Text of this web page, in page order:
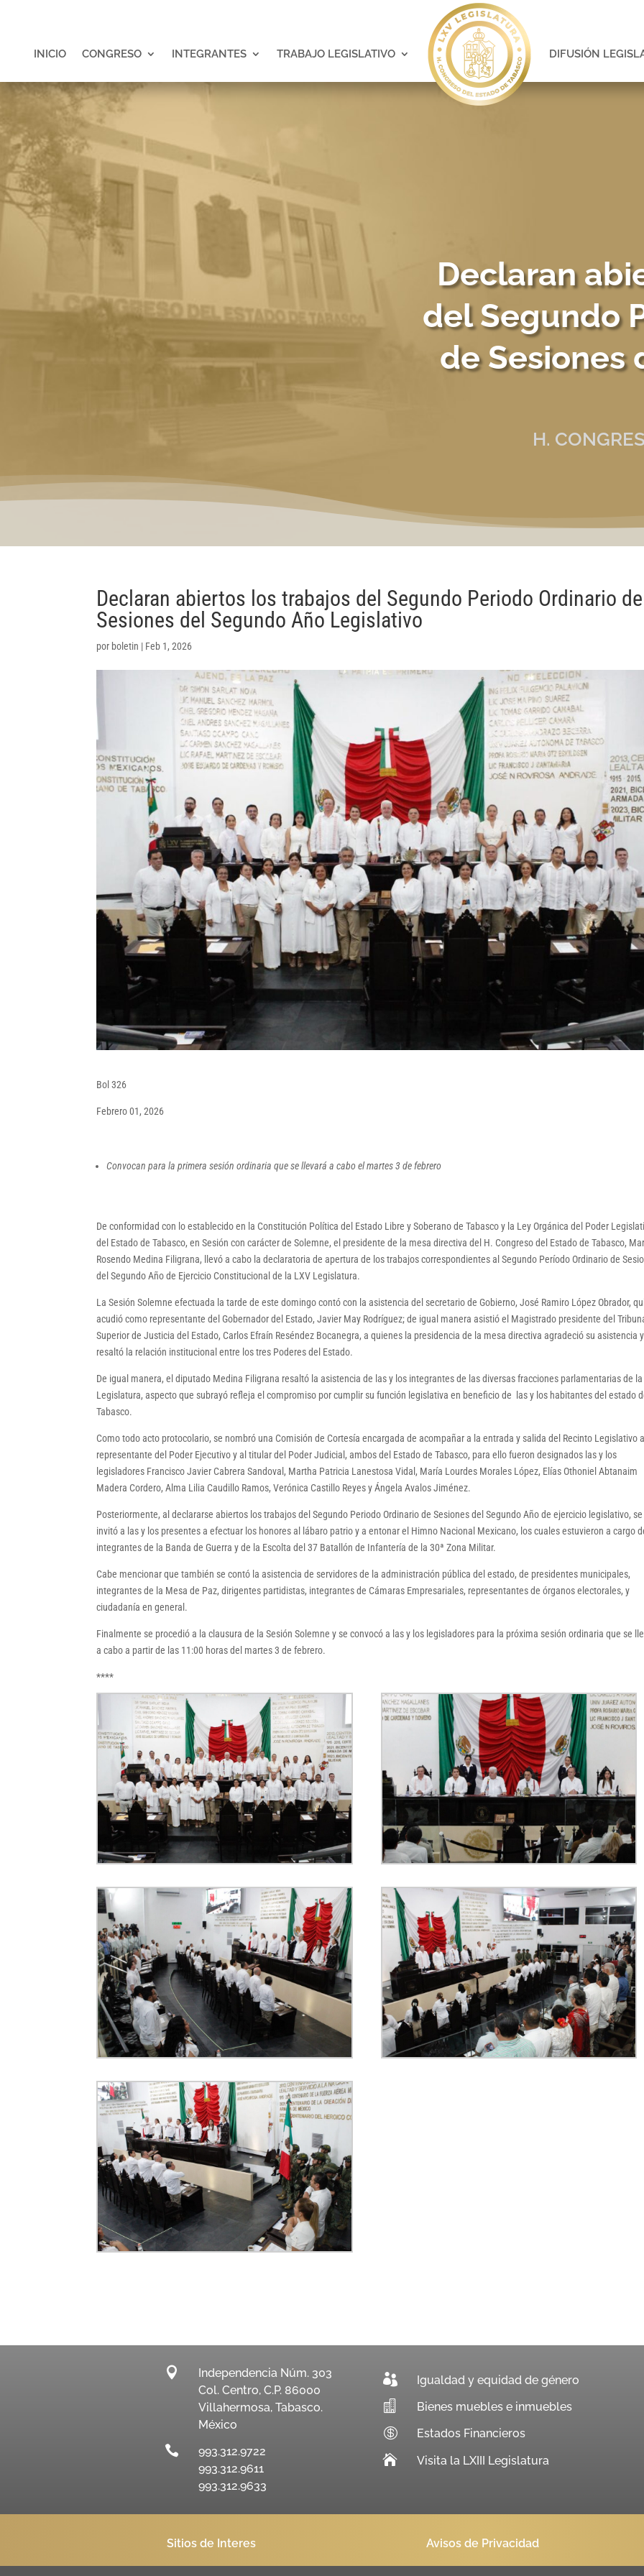
INICIO CONGRESO INTEGRANTES TRABAJO LEGISLATIVO DIFUSIÓN
Declaran
del Segundo
de Sesiones
H.
Declaran abiertos los trabajos del Segundo Periodo Ordinario de
Sesiones del Segundo Año Legislativo
por boletin | Feb 1, 2026
Bol 326
Febrero 01, 2026
Convocan para la primera sesión ordinaria que se llevará a cabo el martes 3 de febrero
De conformidad con lo establecido en la Constitución Política del Estado Libre y Soberano de Tabasco y la Ley Orgánica del Poder
del Estado de Tabasco, en Sesión con carácter de Solemne, el presidente de la mesa directiva del H. Congreso del Estado de Tabasco,
Rosendo Medina Filigrana, llevó a cabo la declaratoria de apertura de los trabajos correspondientes al Segundo Período Ordinario de
del Segundo Año de Ejercicio Constitucional de la LXV Legislatura.
La Sesión Solemne efectuada la tarde de este domingo contó con la asistencia del secretario de Gobierno, José Ramiro López Obrador,
acudió como representante del Gobernador del Estado, Javier May Rodríguez; de igual manera asistió el Magistrado presidente del
Superior de Justicia del Estado, Carlos Efraín Reséndez Bocanegra, a quienes la presidencia de la mesa directiva agradeció su asistencia y
resaltó la relación institucional entre los tres Poderes del Estado.
De igual manera, el diputado Medina Filigrana resaltó la asistencia de las y los integrantes de las diversas fracciones parlamentarias de la
Legislatura, aspecto que subrayó refleja el compromiso por cumplir su función legislativa en beneficio de las y los habitantes del estado
Tabasco.
Como todo acto protocolario, se nombró una Comisión de Cortesía encargada de acompañar a la entrada y salida del Recinto Legislativo
representante del Poder Ejecutivo y al titular del Poder Judicial, ambos del Estado de Tabasco, para ello fueron designados las y los
legisladores Francisco Javier Cabrera Sandoval, Martha Patricia Lanestosa Vidal, María Lourdes Morales López, Elías Othoniel Abtanaim
Madera Cordero, Alma Lilia Caudillo Ramos, Verónica Castillo Reyes y Ángela Avalos Jiménez.
Posteriormente, al declararse abiertos los trabajos del Segundo Periodo Ordinario de Sesiones del Segundo Año de ejercicio legislativo, se
invitó a las y los presentes a efectuar los honores al lábaro patrio y a entonar el Himno Nacional Mexicano, los cuales estuvieron a cargo
integrantes de la Banda de Guerra y de la Escolta del 37 Batallón de Infantería de la 30ª Zona Militar.
Cabe mencionar que también se contó la asistencia de servidores de la administración pública del estado, de presidentes municipales,
integrantes de la Mesa de Paz, dirigentes partidistas, integrantes de Cámaras Empresariales, representantes de órganos electorales, y
ciudadanía en general.
Finalmente se procedió a la clausura de la Sesión Solemne y se convocó a las y los legisladores para la próxima sesión ordinaria que se
a cabo a partir de las 11:00 horas del martes 3 de febrero.
****

Independencia Núm. 303
Col. Centro, C.P. 86000
Villahermosa, Tabasco.
México

993.312.9722
993.312.9611
993.312.9633
 Igualdad y equidad de género
 Bienes muebles e inmuebles
 Estados Financieros
 Visita la LXIII Legislatura
Sitios de Interes Avisos de Privacidad